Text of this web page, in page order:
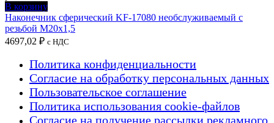
В корзину
Наконечник сферический KF-17080 необслуживаемый с
резьбой M20x1,5
4697,02 ₽ с НДС
Политика конфиденциальности
Согласие на обработку персональных данных
Пользовательское соглашение
Политика использования cookie-файлов
Согласие на получение рассылки рекламного